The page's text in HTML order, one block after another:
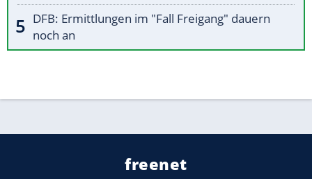
DFB: Ermittlungen im "Fall Freigang" dauern
noch an
freenet